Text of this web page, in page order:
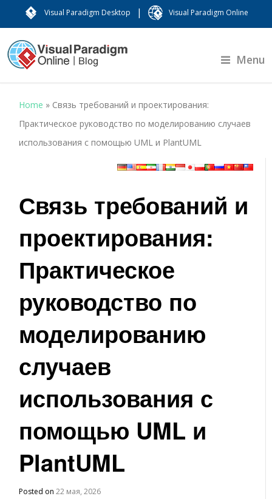
Visual Paradigm Desktop | Visual Paradigm Online
Menu
Home » Связь требований и проектирования:
Практическое руководство по моделированию случаев
использования с помощью UML и PlantUML
Связь требований и
проектирования:
Практическое
руководство по
моделированию
случаев
использования с
помощью UML и
PlantUML
Posted on22 мая, 2026